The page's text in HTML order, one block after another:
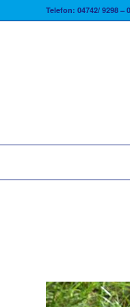
Telefon: 04742/ 9298 –